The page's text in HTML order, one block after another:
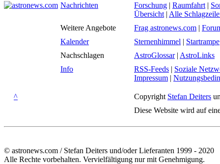
Nachrichten Forschung | Raumfahrt |
Übersicht | Alle
Weitere Angebote
Frag astronews.com |
Kalender
Sternenhimmel | Startrampe
Nachschlagen
AstroGlossar| AstroLinks
Info
RSS-Feeds | Soziale
Impressum |
^ Copyright Stefan Deiters
Diese Website wird auf
© astronews.com / Stefan Deiters und/oder Lieferanten 1999 - 2020
Alle Rechte vorbehalten. Vervielfältigung nur mit Genehmigung.